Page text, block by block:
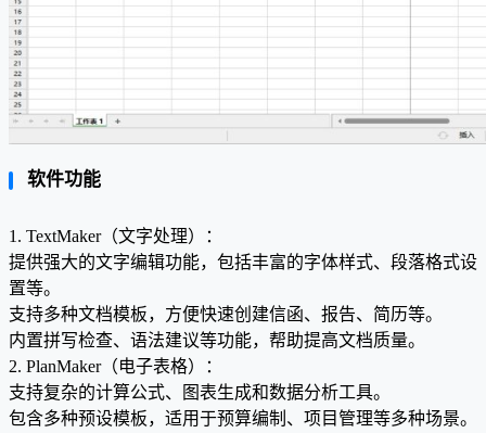
软件功能
1. TextMaker（文字处理）：
提供强大的文字编辑功能，包括丰富的字体样式、段落格式设
置等。
支持多种文档模板，方便快速创建信函、报告、简历等。
内置拼写检查、语法建议等功能，帮助提高文档质量。
2. PlanMaker（电子表格）：
支持复杂的计算公式、图表生成和数据分析工具。
包含多种预设模板，适用于预算编制、项目管理等多种场景。